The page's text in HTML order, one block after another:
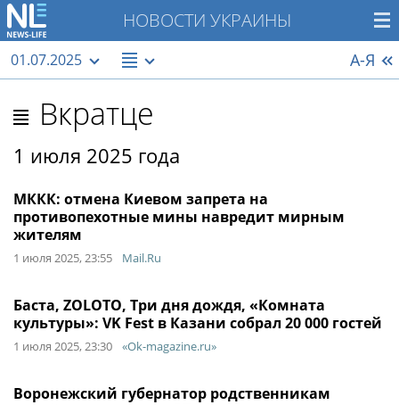
НОВОСТИ УКРАИНЫ
01.07.2025 А-Я
Вкратце
1 июля 2025 года
МККК: отмена Киевом запрета на
противопехотные мины навредит мирным
жителям
1 июля 2025, 23:55 Mail.Ru
Баста, ZOLOTO, Три дня дождя, «Комната
культуры»: VK Fest в Казани собрал 20 000 гостей
1 июля 2025, 23:30 «Ok-magazine.ru»
Воронежский губернатор родственникам